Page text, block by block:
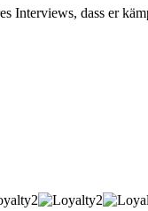
Interviews, dass er